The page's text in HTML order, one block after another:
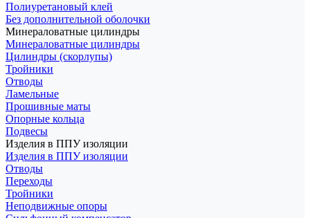
Полиуретановый клей
Без дополнительной оболочки
Минераловатные цилиндры
Минераловатные цилиндры
Цилиндры (скорлупы)
Тройники
Отводы
Ламельные
Прошивные маты
Опорные кольца
Подвесы
Изделия в ППУ изоляции
Изделия в ППУ изоляции
Отводы
Переходы
Тройники
Неподвижные опоры